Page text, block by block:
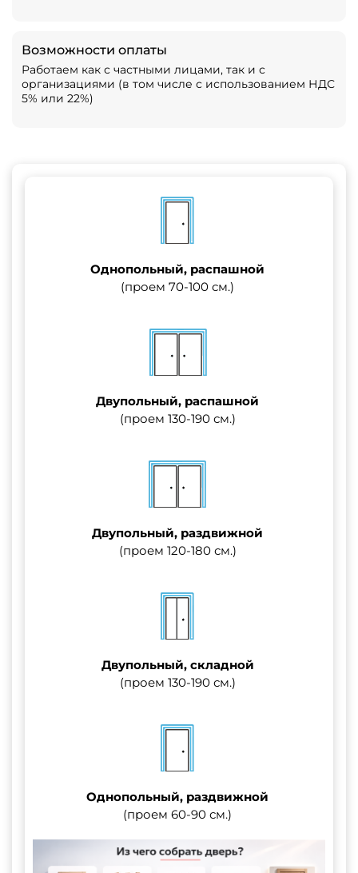
Возможности оплаты
Работаем как с частными лицами, так и с
организациями (в том числе с использованием НДС
5% или 22%)
Однопольный, распашной
(проем 70-100 см.)
Двупольный, распашной
(проем 130-190 см.)
Двупольный, раздвижной
(проем 120-180 см.)
Двупольный, складной
(проем 130-190 см.)
Однопольный, раздвижной
(проем 60-90 см.)